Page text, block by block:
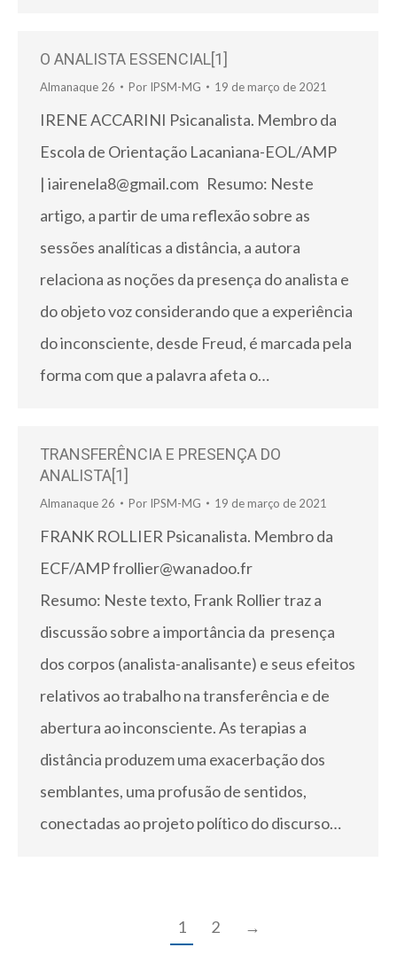
O ANALISTA ESSENCIAL[1]
Almanaque 26 Por IPSM-MG 19 de março de 2021
IRENE ACCARINI Psicanalista. Membro da
Escola de Orientação Lacaniana-EOL/AMP
| iairenela8@gmail.com Resumo: Neste
artigo, a partir de uma reflexão sobre as
sessões analíticas a distância, a autora
relaciona as noções da presença do analista e
do objeto voz considerando que a experiência
do inconsciente, desde Freud, é marcada pela
forma com que a palavra afeta o…
TRANSFERÊNCIA E PRESENÇA DO
ANALISTA[1]
Almanaque 26 Por IPSM-MG 19 de março de 2021
FRANK ROLLIER Psicanalista. Membro da
ECF/AMP frollier@wanadoo.fr
Resumo: Neste texto, Frank Rollier traz a
discussão sobre a importância da presença
dos corpos (analista-analisante) e seus efeitos
relativos ao trabalho na transferência e de
abertura ao inconsciente. As terapias a
distância produzem uma exacerbação dos
semblantes, uma profusão de sentidos,
conectadas ao projeto político do discurso…
1 2 →